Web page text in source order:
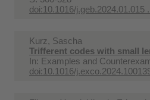
doi:10.1016/j.geb.2024.01.015
Kurz, Sascha
Trifferent codes with small
In: Examples and
doi:10.1016/